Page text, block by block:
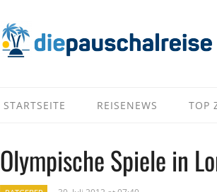
STARTSEITE REISENEWS TOP
Olympische Spiele in